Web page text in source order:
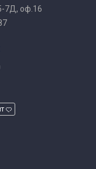
7Д, оф.16